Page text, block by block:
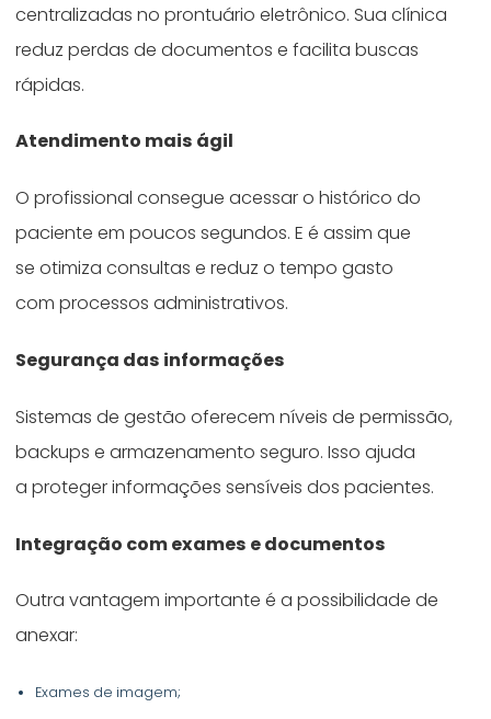
centralizadas no prontuário eletrônico. Sua clínica
reduz perdas de documentos e facilita buscas
rápidas.
Atendimento mais ágil
O profissional consegue acessar o histórico do
paciente em poucos segundos. E é assim que
se otimiza consultas e reduz o tempo gasto
com processos administrativos.
Segurança das informações
Sistemas de gestão oferecem níveis de permissão,
backups e armazenamento seguro. Isso ajuda
a proteger informações sensíveis dos pacientes.
Integração com exames e documentos
Outra vantagem importante é a possibilidade de
anexar:
Exames de imagem;